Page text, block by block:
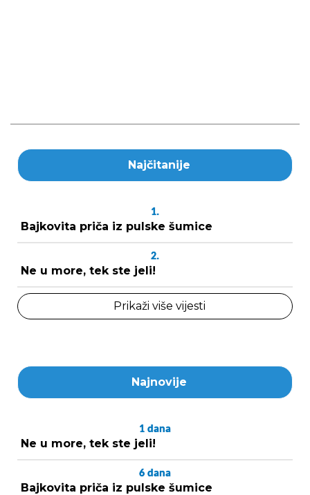
Najčitanije
1.
Bajkovita priča iz pulske šumice
2.
Ne u more, tek ste jeli!
Prikaži više vijesti
Najnovije
1 dana
Ne u more, tek ste jeli!
6 dana
Bajkovita priča iz pulske šumice